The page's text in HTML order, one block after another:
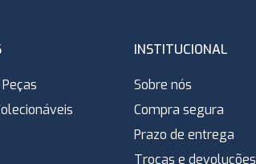
INSTITUCIONAL
Sobre nós
Compra segura
Prazo de entrega
Trocas e devoluções